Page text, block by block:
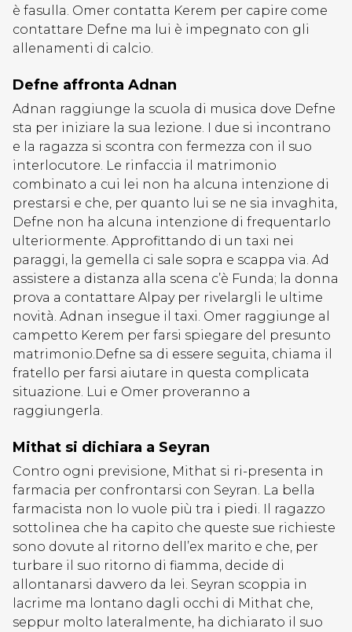
è fasulla. Omer contatta Kerem per capire come
contattare Defne ma lui è impegnato con gli
allenamenti di calcio.
Defne affronta Adnan
Adnan raggiunge la scuola di musica dove Defne
sta per iniziare la sua lezione. I due si incontrano
e la ragazza si scontra con fermezza con il suo
interlocutore. Le rinfaccia il matrimonio
combinato a cui lei non ha alcuna intenzione di
prestarsi e che, per quanto lui se ne sia invaghita,
Defne non ha alcuna intenzione di frequentarlo
ulteriormente. Approfittando di un taxi nei
paraggi, la gemella ci sale sopra e scappa via. Ad
assistere a distanza alla scena c’è Funda; la donna
prova a contattare Alpay per rivelargli le ultime
novità. Adnan insegue il taxi. Omer raggiunge al
campetto Kerem per farsi spiegare del presunto
matrimonio.Defne sa di essere seguita, chiama il
fratello per farsi aiutare in questa complicata
situazione. Lui e Omer proveranno a
raggiungerla.
Mithat si dichiara a Seyran
Contro ogni previsione, Mithat si ri-presenta in
farmacia per confrontarsi con Seyran. La bella
farmacista non lo vuole più tra i piedi. Il ragazzo
sottolinea che ha capito che queste sue richieste
sono dovute al ritorno dell’ex marito e che, per
turbare il suo ritorno di fiamma, decide di
allontanarsi davvero da lei. Seyran scoppia in
lacrime ma lontano dagli occhi di Mithat che,
seppur molto lateralmente, ha dichiarato il suo